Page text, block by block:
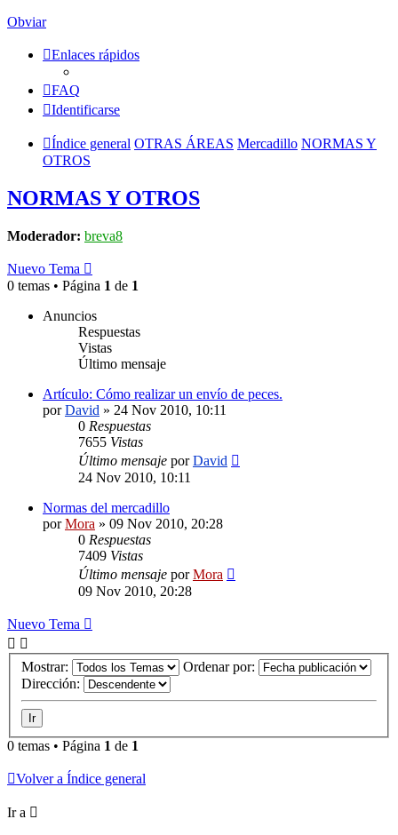
Obviar
Enlaces rápidos
FAQ
Identificarse
Índice general OTRAS ÁREAS Mercadillo NORMAS Y
OTROS
NORMAS Y OTROS
Moderador: breva8
Nuevo Tema
0 temas • Página 1 de 1
Anuncios
Respuestas
Vistas
Último mensaje
Artículo: Cómo realizar un envío de peces.
porDavid » 24 Nov 2010, 10:11
0 Respuestas
7655 Vistas
Último mensaje porDavid
24 Nov 2010, 10:11
Normas del mercadillo
porMora » 09 Nov 2010, 20:28
0 Respuestas
7409 Vistas
Último mensaje porMora
09 Nov 2010, 20:28
Nuevo Tema
Mostrar:
Ordenar por:
Dirección:
0 temas • Página 1 de 1
Volver a Índice general
Ir a